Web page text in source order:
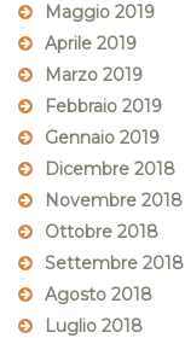
Maggio 2019
Aprile 2019
Marzo 2019
Febbraio 2019
Gennaio 2019
Dicembre 2018
Novembre 2018
Ottobre 2018
Settembre 2018
Agosto 2018
Luglio 2018